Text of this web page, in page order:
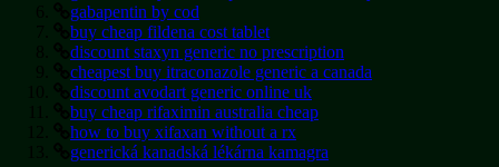
gabapentin by cod
buy cheap fildena cost tablet
discount staxyn generic no prescription
cheapest buy itraconazole generic a canada
discount avodart generic online uk
buy cheap rifaximin australia cheap
how to buy xifaxan without a rx
generická kanadská lékárna kamagra